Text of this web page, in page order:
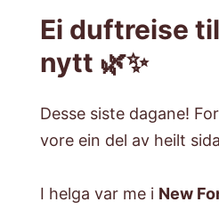
Ei duftreise
nytt 🌿✨
Desse siste dagane!
vore ein del av heilt
I helga var me i New